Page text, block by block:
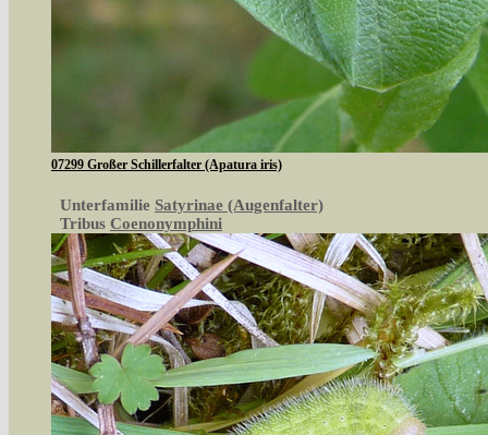
07299 Großer Schillerfalter (Apatura iris)
Unterfamilie Satyrinae (Augenfalter)
Tribus Coenonymphini